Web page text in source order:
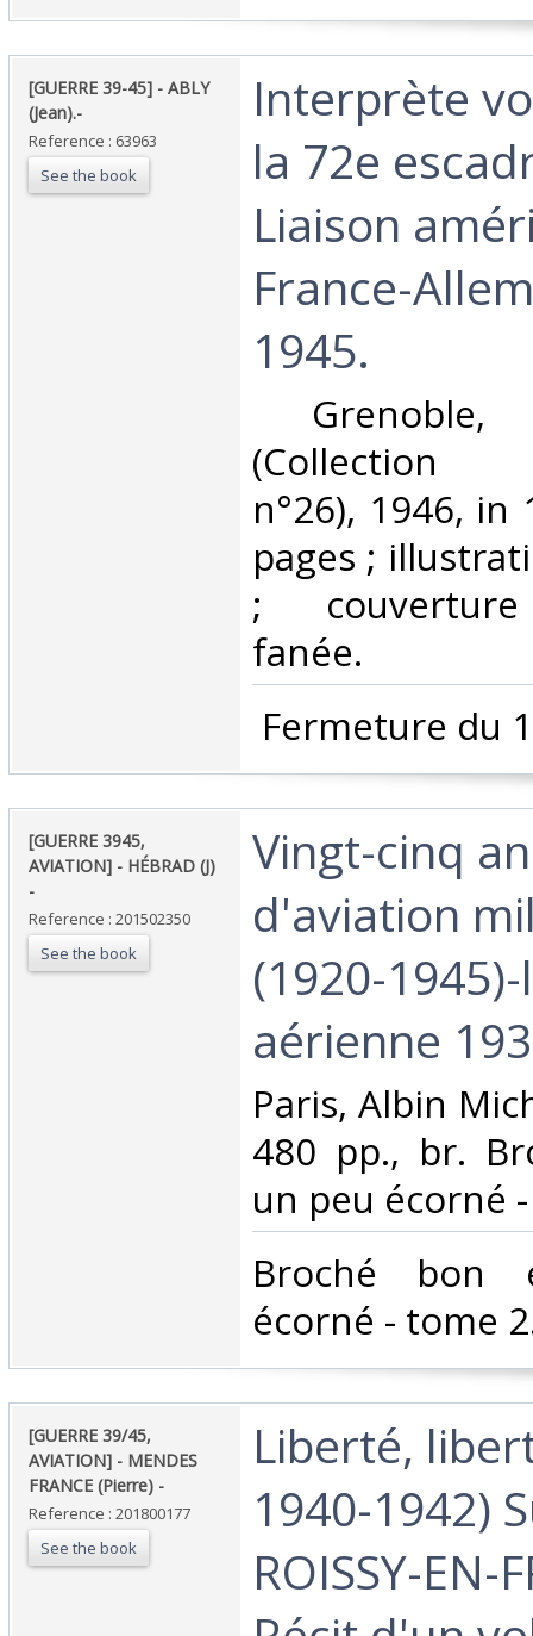
‎[GUERRE 39-45] - ABLY
(Jean).-‎
Reference : 63963
See the book
‎Interprète
la 72e
Liaison
France-
1945.‎
Grenoble,
(Collection
n°26), 1946, in
pages ;
;
fanée. ‎
Fermeture du
‎[GUERRE 3945,
AVIATION] - HÉBRAD (J)
- ‎
Reference : 201502350
See the book
‎Vingt-cinq
d'aviation
(1920-
aérienne
‎Paris, Albin
480 pp., br.
un peu écorné
‎Broché bon
écorné - tome
‎[GUERRE 39/45,
AVIATION] - MENDES
FRANCE (Pierre) - ‎
Reference : 201800177
See the book
‎Liberté,
1940-1942)
ROISSY-EN-